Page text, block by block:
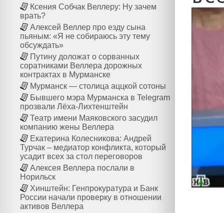
Ксения Собчак Веллеру: Ну зачем
врать?
Алексей Веллер про езду сына
пьяным: «Я не собираюсь эту тему
обсуждать»
Путину доложат о сорванных
соратниками Веллера дорожных
контрактах в Мурманске
Мурманск — столица аццкой сотоны
Бывшего мэра Мурманска в Telegram
прозвали Лёха-Лихтенштейн
Театр имени Маяковского засудил
компанию жены Веллера
Екатерина Колесникова: Андрей
Турчак – медиатор конфликта, который
усадит всех за стол переговоров
Алексея Веллера послали в
Норильск
Хинштейн: Генпрокуратура и Банк
России начали проверку в отношении
активов Веллера